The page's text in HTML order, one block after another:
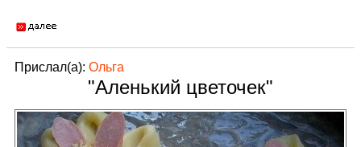
Прислал(а): Ольга
"Аленький цветочек"